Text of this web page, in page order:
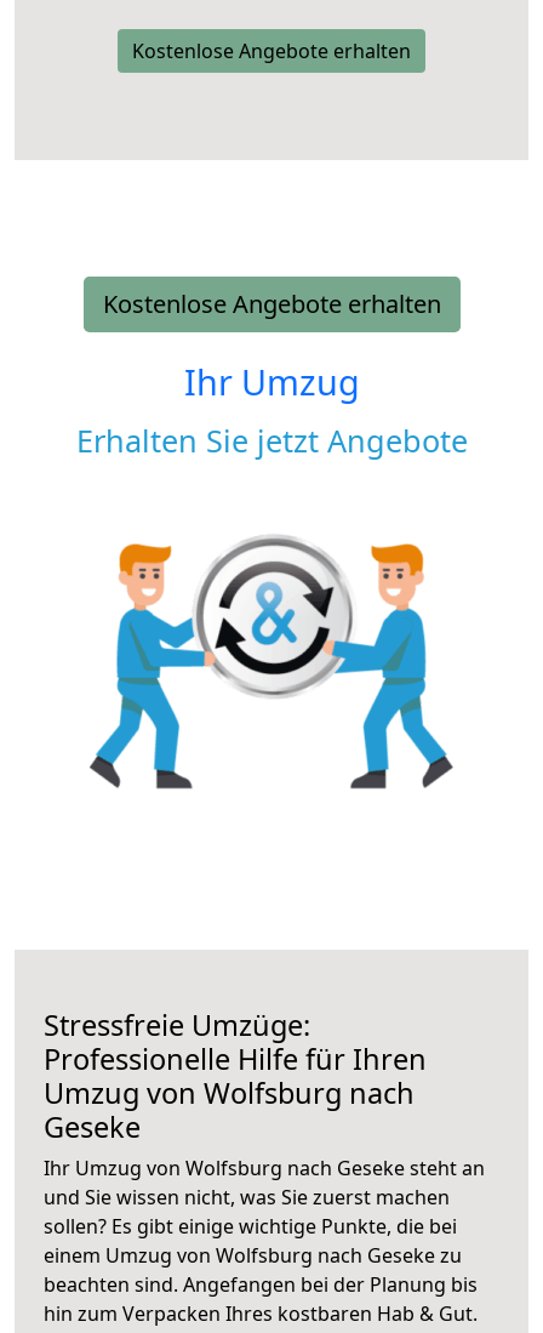
Kostenlose Angebote erhalten
Kostenlose Angebote erhalten
Ihr Umzug
Erhalten Sie jetzt Angebote
Stressfreie Umzüge:
Professionelle Hilfe für Ihren
Umzug von Wolfsburg nach
Geseke
Ihr Umzug von Wolfsburg nach Geseke steht an
und Sie wissen nicht, was Sie zuerst machen
sollen? Es gibt einige wichtige Punkte, die bei
einem Umzug von Wolfsburg nach Geseke zu
beachten sind. Angefangen bei der Planung bis
hin zum Verpacken Ihres kostbaren Hab & Gut.